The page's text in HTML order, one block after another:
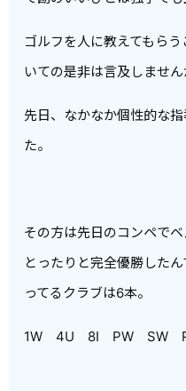
ゴルフを人に教えてもら
いての是非は言及しません
先日、なかなか個性的な
た。
その方は先日のコンペで
とったりと完全優勝した
ってるクラブは6本。
1W 4U 8I PW SW